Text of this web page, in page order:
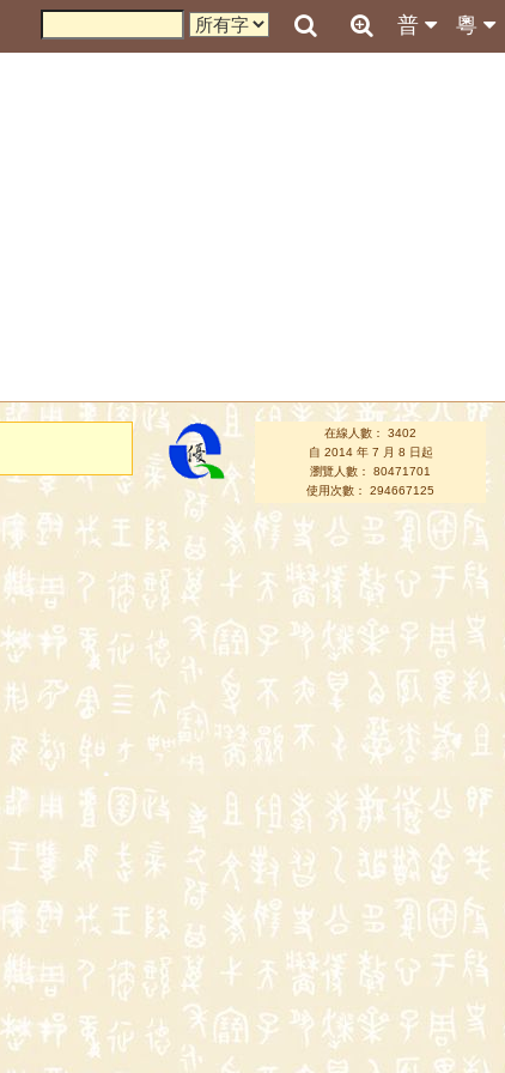
粵
普
在線人數： 3402
自 2014 年 7 月 8 日起
瀏覽人數： 80471701
使用次數： 294667125